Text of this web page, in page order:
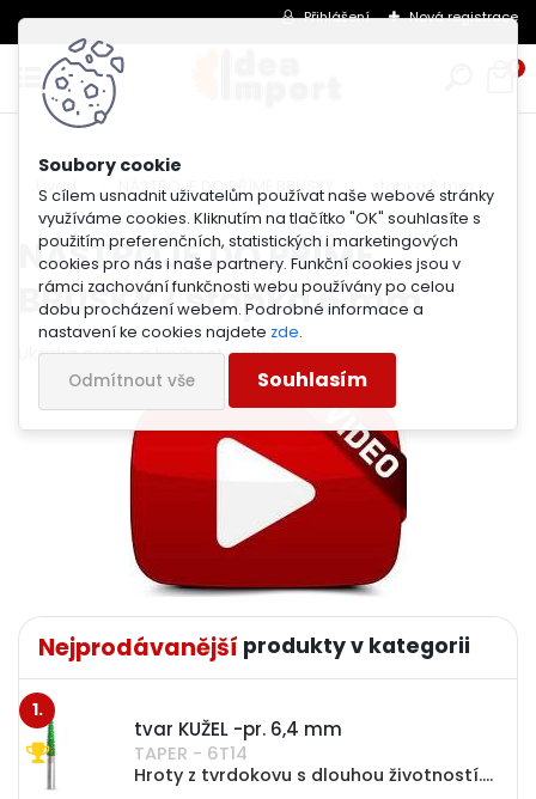
S cílem usnadnit uživatelům používat naše webové stránky
využíváme cookies. Kliknutím na tlačítko "OK" souhlasíte s
použitím preferenčních, statistických i marketingových
cookies pro nás i naše partnery. Funkční cookies jsou v
rámci zachování funkčnosti webu používány po celou
dobu procházení webem. Podrobné informace a
nastavení ke cookies najdete zde.
Odmítnout vše Souhlasím
Přihlášení Nová registrace
0
Úvod NÁSTROJE DO PŘÍMÉ BRUSKY stopka 6 mm
NÁSTROJE DO PŘÍMÉ
BRUSKY / stopka 6 mm
Ukázka práce a hrubostí rašplí
Nejprodávanější
1.
tvar KUŽEL -pr. 6,4 mm
TAPER - 6T14
Hroty z tvrdokovu s dlouhou životností. Případné zanesení lze odstranit kartáčem nebo chemicky. Pro kleštinu vel. 6 mm nebo 6,4 mm. VYBERTE POŽADOVANOU STOPKU A HRUBOST - v nabídce 3 varianty Ø stopky ... 6 mm nebo 6,4 mm (1/4") Ø...